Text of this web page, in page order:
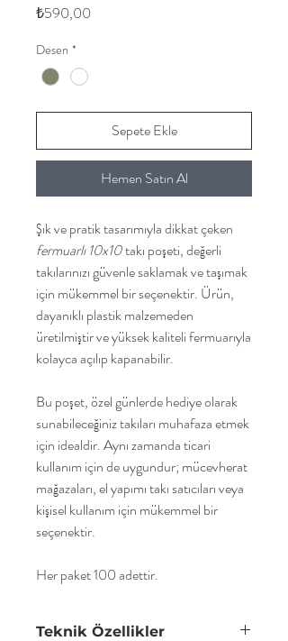
₺590,00
Desen *
Sepete Ekle
Hemen Satın Al
Şık ve pratik tasarımıyla dikkat çeken
fermuarlı 10x10takı poşeti, değerli
takılarınızı güvenle saklamak ve taşımak
için mükemmel bir seçenektir. Ürün,
dayanıklı plastik malzemeden
üretilmiştir ve yüksek kaliteli fermuarıyla
kolayca açılıp kapanabilir.
Bu poşet, özel günlerde hediye olarak
sunabileceğiniz takıları muhafaza etmek
için idealdir. Aynı zamanda ticari
kullanım için de uygundur; mücevherat
mağazaları, el yapımı takı satıcıları veya
kişisel kullanım için mükemmel bir
seçenektir.
Her paket 100 adettir.
Teknik Özellikler